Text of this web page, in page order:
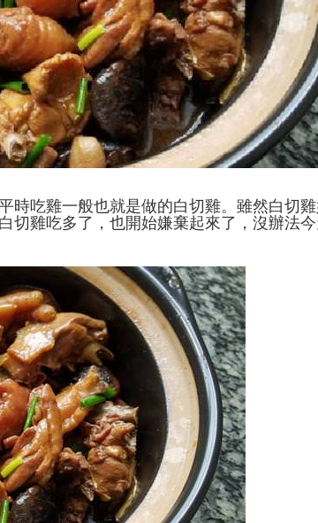
時吃雞一般也就是做的白切雞。雖然白切
切雞吃多了，也開始嫌棄起來了，沒辦法